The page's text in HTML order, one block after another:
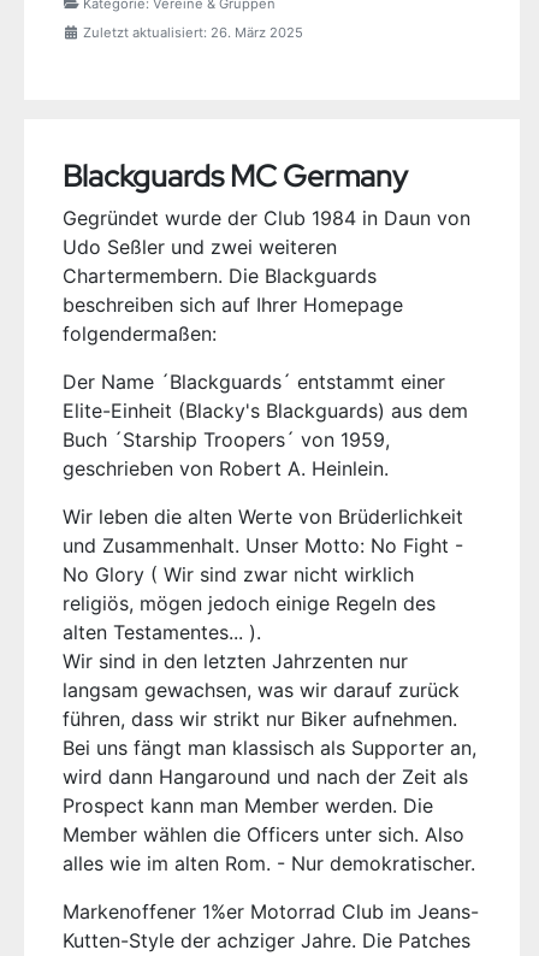
Kategorie: Vereine & Gruppen
Zuletzt aktualisiert: 26. März 2025
Blackguards MC Germany
Gegründet wurde der Club 1984 in Daun von
Udo Seßler und zwei weiteren
Chartermembern. Die Blackguards
beschreiben sich auf Ihrer Homepage
folgendermaßen:
Der Name ´Blackguards´ entstammt einer
Elite-Einheit (Blacky's Blackguards) aus dem
Buch ´Starship Troopers´ von 1959,
geschrieben von Robert A. Heinlein.
Wir leben die alten Werte von Brüderlichkeit
und Zusammenhalt. Unser Motto: No Fight -
No Glory ( Wir sind zwar nicht wirklich
religiös, mögen jedoch einige Regeln des
alten Testamentes... ).
Wir sind in den letzten Jahrzenten nur
langsam gewachsen, was wir darauf zurück
führen, dass wir strikt nur Biker aufnehmen.
Bei uns fängt man klassisch als Supporter an,
wird dann Hangaround und nach der Zeit als
Prospect kann man Member werden. Die
Member wählen die Officers unter sich. Also
alles wie im alten Rom. - Nur demokratischer.
Markenoffener 1%er Motorrad Club im Jeans-
Kutten-Style der achziger Jahre. Die Patches